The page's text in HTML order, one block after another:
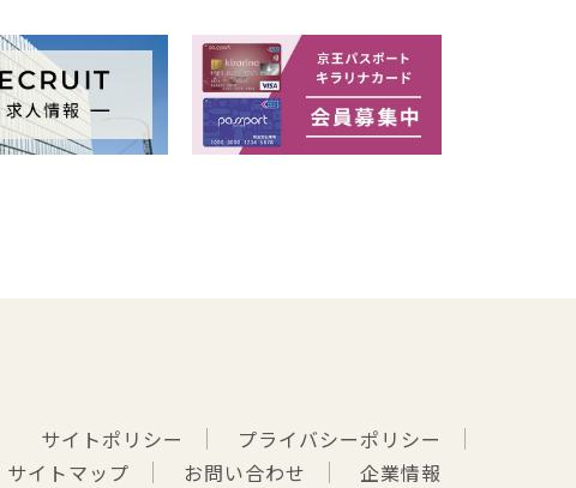
サイトポリシー
プライバシーポリシー
サイトマップ
お問い合わせ 企業情報